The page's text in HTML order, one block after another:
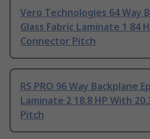
Vero Technologies 64 Way
Glass Fabric Laminate 1 84
Connector Pitch
RS PRO 96 Way Backplane
Laminate 2 18.8 HP With
Pitch